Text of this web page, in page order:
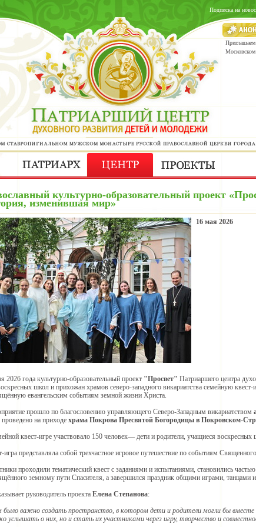
Подписка на
культурно-образовательный проект
изменившая мир»
16 мая 2026
2026 года культурно-образовательный проект "Просвет" Патриаршего центра
школ и прихожан храмов северо-западного викариатства семейную
евангельским событиям земной жизни Христа.
прошло по благословению управляющего Северо-Западным викариатством
на приходе храма Покрова Пресвятой Богородицы в Покровском-
квест-игре участвовало 150 человек— дети и родители, учащиеся воскресных
игра представляла собой трехчастное игровое путешествие по событиям
проходили тематический квест с заданиями и испытаниями, становились частью
земному пути Спасителя, а завершился праздник общими играми, танцами
руководитель проекта Елена Степанова:
важно создать пространство, в котором дети и родители могли бы
услышать о них, но и стать их участниками через игру, творчество и